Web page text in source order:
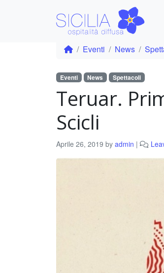
Eventi News
Eventi News Spettacoli
Teruar.
Scicli
Aprile 26, 2019 by admin |